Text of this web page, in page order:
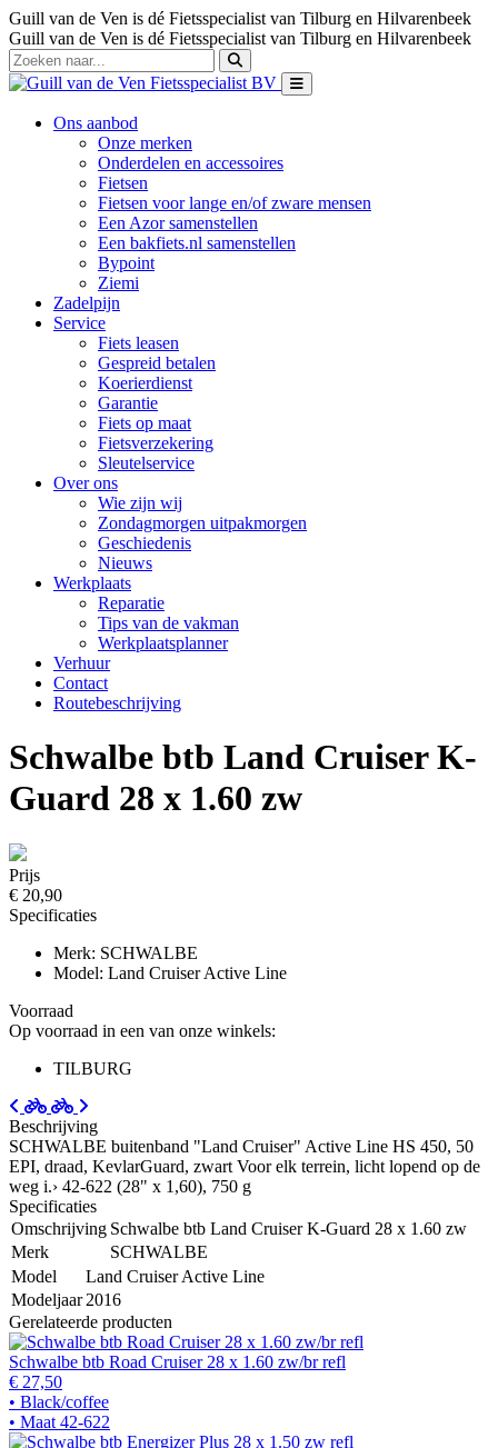
Guill van de Ven is dé Fietsspecialist van Tilburg en Hilvarenbeek
Guill van de Ven is dé Fietsspecialist van Tilburg en Hilvarenbeek
Ons aanbod
Onze merken
Onderdelen en accessoires
Fietsen
Fietsen voor lange en/of zware mensen
Een Azor samenstellen
Een bakfiets.nl samenstellen
Bypoint
Ziemi
Zadelpijn
Service
Fiets leasen
Gespreid betalen
Koerierdienst
Garantie
Fiets op maat
Fietsverzekering
Sleutelservice
Over ons
Wie zijn wij
Zondagmorgen uitpakmorgen
Geschiedenis
Nieuws
Werkplaats
Reparatie
Tips van de vakman
Werkplaatsplanner
Verhuur
Contact
Routebeschrijving
Schwalbe btb Land Cruiser K-
Guard 28 x 1.60 zw
Prijs
€ 20,90
Specificaties
Merk: SCHWALBE
Model: Land Cruiser Active Line
Voorraad
Op voorraad in een van onze winkels:
TILBURG
Beschrijving
SCHWALBE buitenband "Land Cruiser" Active Line HS 450, 50
EPI, draad, KevlarGuard, zwart Voor elk terrein, licht lopend op de
weg i.› 42-622 (28" x 1,60), 750 g
Specificaties
Omschrijving Schwalbe btb Land Cruiser K-Guard 28 x 1.60 zw
Merk
SCHWALBE
Model
Land Cruiser Active Line
Modeljaar 2016
Gerelateerde producten
Schwalbe btb Road Cruiser 28 x 1.60 zw/br refl
€ 27,50
• Black/coffee
• Maat 42-622